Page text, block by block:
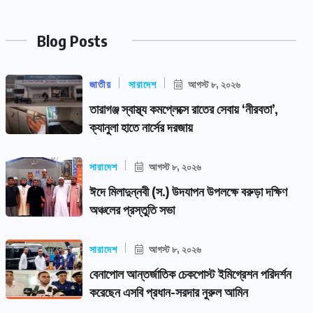
Blog Posts
জাতীয় সারাদেশ আগস্ট ৮, ২০২৬
তারাগঞ্জ স্বাস্থ্য কমপ্লেক্সে রাতের সেবায় ‘নীরবতা’,
ক্যানুলা হাতে নার্সের দরজায়
সারাদেশ আগস্ট ৮, ২০২৬
ঈদে মিলাদুন্নবী (স.) উদযাপন উপলক্ষে বরুড়া দক্ষিণ
অঞ্চলের প্রস্তুতি সভা
সারাদেশ আগস্ট ৮, ২০২৬
বেনাপোল আন্তর্জাতিক চেকপোস্ট ইমিগ্রেশন পরিদর্শন
করেছেন এসবি প্রধান-সরদার নুরুল আমিন